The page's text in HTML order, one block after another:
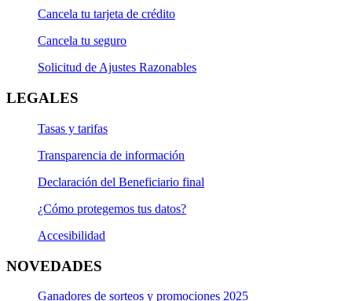
Cancela tu tarjeta de crédito
Cancela tu seguro
Solicitud de Ajustes Razonables
LEGALES
Tasas y tarifas
Transparencia de información
Declaración del Beneficiario final
¿Cómo protegemos tus datos?
Accesibilidad
NOVEDADES
Ganadores de sorteos y promociones 2025